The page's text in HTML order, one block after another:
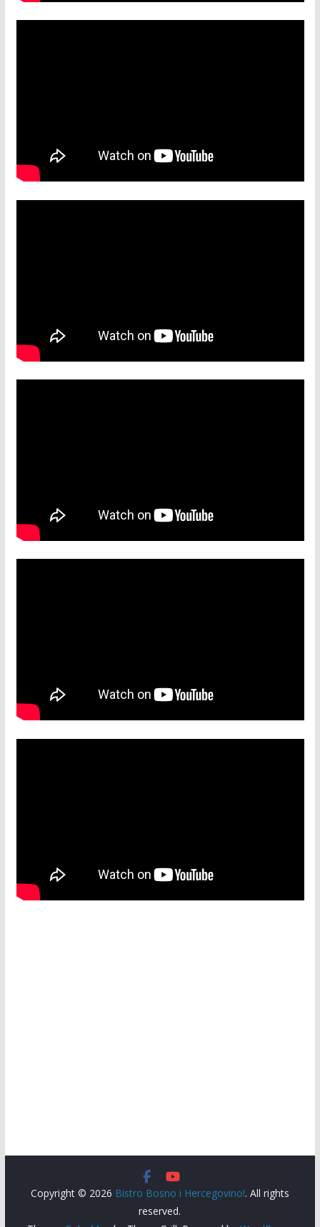
Copyright © 2026 Bistro Bosno i Hercegovino!. All rights
reserved.